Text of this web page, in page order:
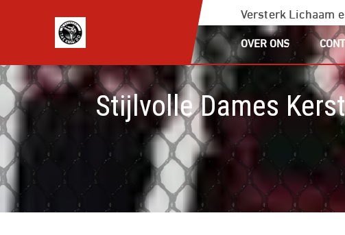
inhoud
Versterk Lichaam
OVER ONS
Stijlvolle Dames